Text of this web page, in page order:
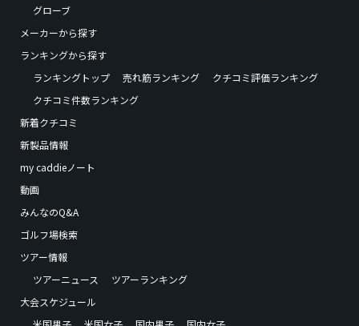
グローブ
メーカーから探す
ランキングから探す
ランキングトップ
売れ筋ランキング
クチコミ評価ランキング
クチコミ件数ランキング
新着クチコミ
新製品情報
my caddieノート
動画
みんなのQ&A
ゴルフ場検索
ツアー情報
ツアーニュース
ツアーランキング
大会スケジュール